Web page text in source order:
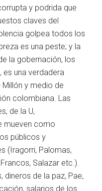
y podrida que
claves del
golpea todos los
es una peste; y la
la gobernación, los
es una verdadera
y medio de
colombiana. Las
de la U,
mueven como
públicos y
(Iragorri, Palomas,
Salazar etc.).
dineros de la paz, Pae,
salarios de los